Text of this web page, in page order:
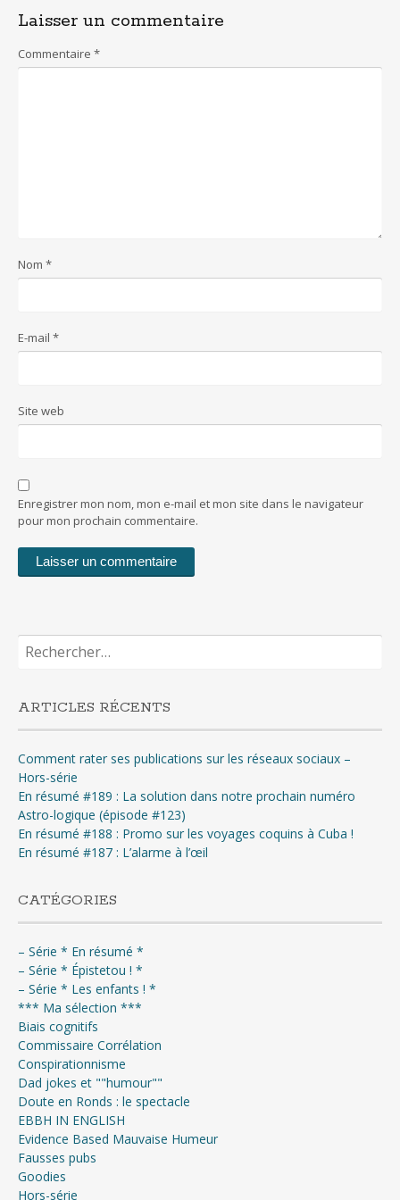
o
k
p
p
Laisser un commentaire
Commentaire *
Nom *
E-mail *
Site web
Enregistrer mon nom, mon e-mail et mon site dans le navigateur
pour mon prochain commentaire.
Rechercher :
ARTICLES RÉCENTS
Comment rater ses publications sur les réseaux sociaux –
Hors-série
En résumé #189 : La solution dans notre prochain numéro
Astro-logique (épisode #123)
En résumé #188 : Promo sur les voyages coquins à Cuba !
En résumé #187 : L’alarme à l’œil
CATÉGORIES
– Série * En résumé *
– Série * Épistetou ! *
– Série * Les enfants ! *
*** Ma sélection ***
Biais cognitifs
Commissaire Corrélation
Conspirationnisme
Dad jokes et ""humour""
Doute en Ronds : le spectacle
EBBH IN ENGLISH
Evidence Based Mauvaise Humeur
Fausses pubs
Goodies
Hors-série